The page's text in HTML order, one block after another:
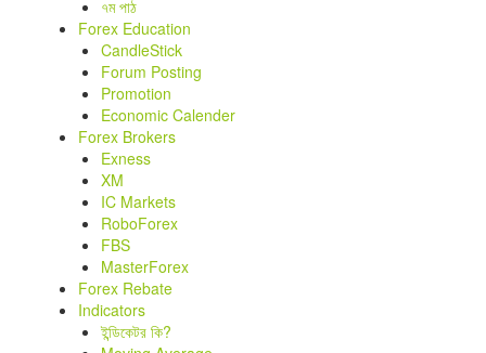
৭ম পাঠ
Forex Education
CandleStick
Forum Posting
Promotion
Economic Calender
Forex Brokers
Exness
XM
IC Markets
RoboForex
FBS
MasterForex
Forex Rebate
Indicators
ইন্ডিকেটর কি?